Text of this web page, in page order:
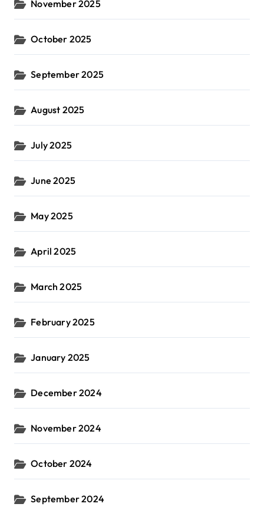
November 2025
October 2025
September 2025
August 2025
July 2025
June 2025
May 2025
April 2025
March 2025
February 2025
January 2025
December 2024
November 2024
October 2024
September 2024